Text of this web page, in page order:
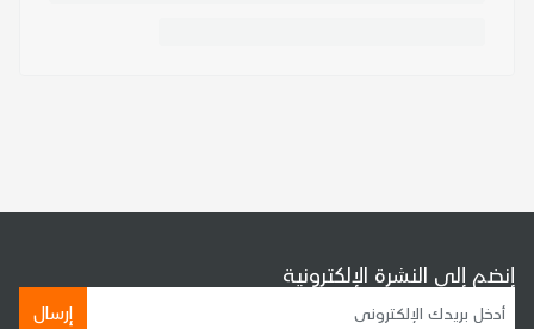
إنضم إلى النشرة الإلكترونية
إرسال